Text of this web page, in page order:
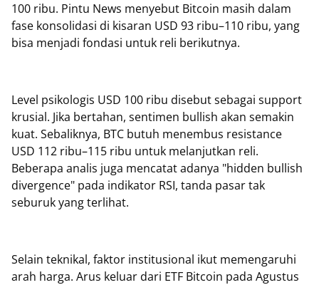
100 ribu. Pintu News menyebut Bitcoin masih dalam
fase konsolidasi di kisaran USD 93 ribu–110 ribu, yang
bisa menjadi fondasi untuk reli berikutnya.
Level psikologis USD 100 ribu disebut sebagai support
krusial. Jika bertahan, sentimen bullish akan semakin
kuat. Sebaliknya, BTC butuh menembus resistance
USD 112 ribu–115 ribu untuk melanjutkan reli.
Beberapa analis juga mencatat adanya "hidden bullish
divergence" pada indikator RSI, tanda pasar tak
seburuk yang terlihat.
Selain teknikal, faktor institusional ikut memengaruhi
arah harga. Arus keluar dari ETF Bitcoin pada Agustus